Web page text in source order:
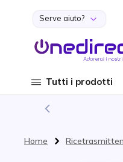
Salta al contenuto
Serve aiuto?
Tutti i prodotti
Home